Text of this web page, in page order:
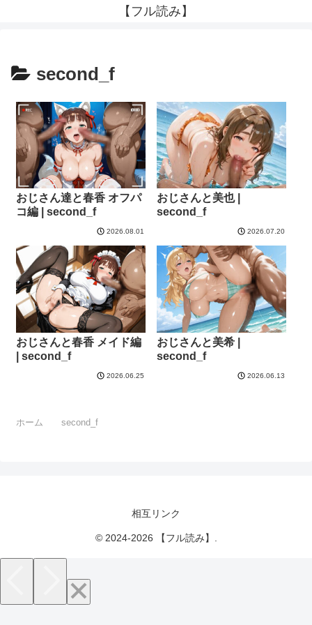
【フル読み】
second_f
おじさん達と春香 オフパ
コ編 | second_f
2026.08.01
おじさんと美也 |
second_f
2026.07.20
おじさんと春香 メイド編
| second_f
2026.06.25
おじさんと美希 |
second_f
2026.06.13
ホーム second_f
相互リンク
© 2024-2026 【フル読み】.